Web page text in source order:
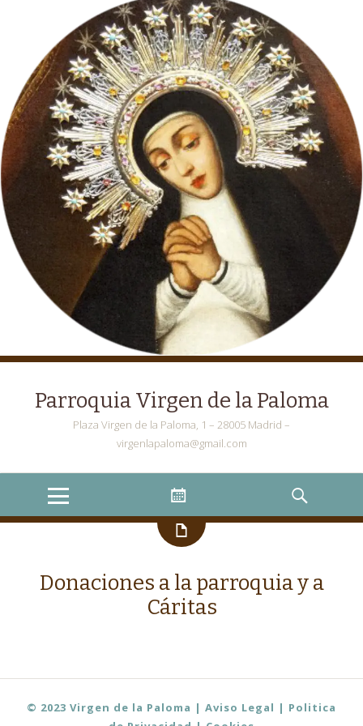
Parroquia Virgen de la Paloma
Plaza Virgen de la Paloma, 1 – 28005 Madrid –
virgenlapaloma@gmail.com
Menu
Widgets
Search
Donaciones a la parroquia y a
Cáritas
© 2023 Virgen de la Paloma | Aviso Legal | Politica